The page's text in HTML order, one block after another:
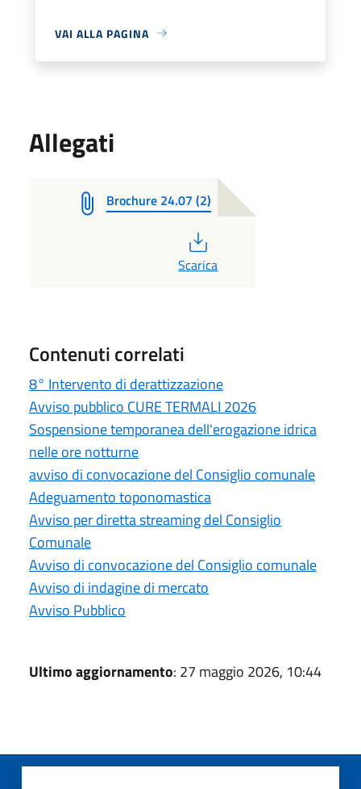
VAI ALLA PAGINA
Allegati
Brochure 24.07 (2)
Scarica
Contenuti correlati
8° Intervento di derattizzazione
Avviso pubblico CURE TERMALI 2026
Sospensione temporanea dell'erogazione idrica
nelle ore notturne
avviso di convocazione del Consiglio comunale
Adeguamento toponomastica
Avviso per diretta streaming del Consiglio
Comunale
Avviso di convocazione del Consiglio comunale
Avviso di indagine di mercato
Avviso Pubblico
Ultimo aggiornamento: 27 maggio 2026, 10:44